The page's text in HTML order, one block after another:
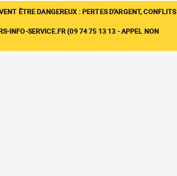
ÊTRE DANGEREUX : PERTES D'ARGENT, CONFLITS
INFO-SERVICE.FR (09 74 75 13 13 - APPEL NON